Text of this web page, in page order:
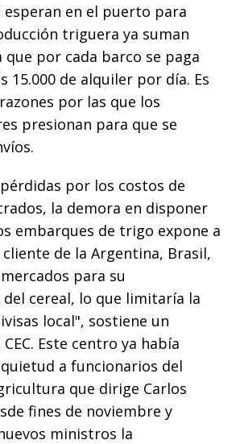
esperan en el puerto para
triguera ya suman
que por cada barco se paga
15.000 de alquiler por día. Es
por las que los
presionan para que se
por los costos de
la demora en disponer
embarques de trigo expone a
de la Argentina, Brasil,
para su
cereal, lo que limitaría la
local", sostiene un
Este centro ya había
a funcionarios del
que dirige Carlos
fines de noviembre y
ministros la